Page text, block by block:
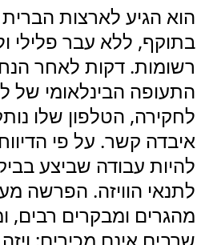
הוא הגיע לארצות הברית
בתוקף, ללא עבר פלילי
רשומות. דקות לאחר
התעופה הבינלאומי של
לחקירה, הטלפון שלו
איבדה קשר. על פי
להיות עבודה שביצע
לתנאי הוויזה. הפרשה
מהגרים ומבקרים רבים,